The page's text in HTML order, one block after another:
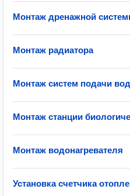
Монтаж дренажной
Монтаж радиатора
Монтаж систем подачи
Монтаж станции
Монтаж водонагревателя
Установка счетчика